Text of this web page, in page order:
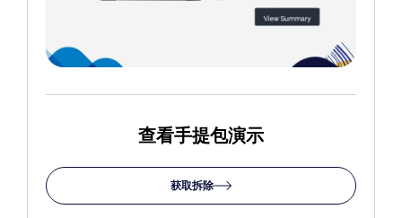
查看手提包演示
获取拆除